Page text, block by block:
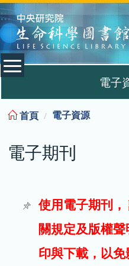
:::
電子
電子
首頁 電子資源
電子期刊
使用電子期刊
關規定及版權
印與下載，以